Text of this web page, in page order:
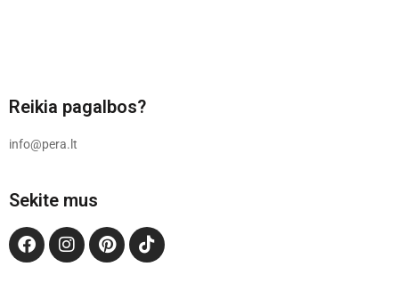
Reikia pagalbos?
info@pera.lt
Sekite mus